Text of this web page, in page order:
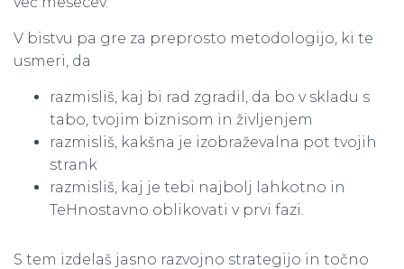
V bistvu pa gre za preprosto metodologijo, ki te
usmeri, da
razmisliš, kaj bi rad zgradil, da bo v skladu s
tabo, tvojim biznisom in življenjem
razmisliš, kakšna je izobraževalna pot tvojih
strank
razmisliš, kaj je tebi najbolj lahkotno in
TeHnostavno oblikovati v prvi fazi.
S tem izdelaš jasno razvojno strategijo in točno